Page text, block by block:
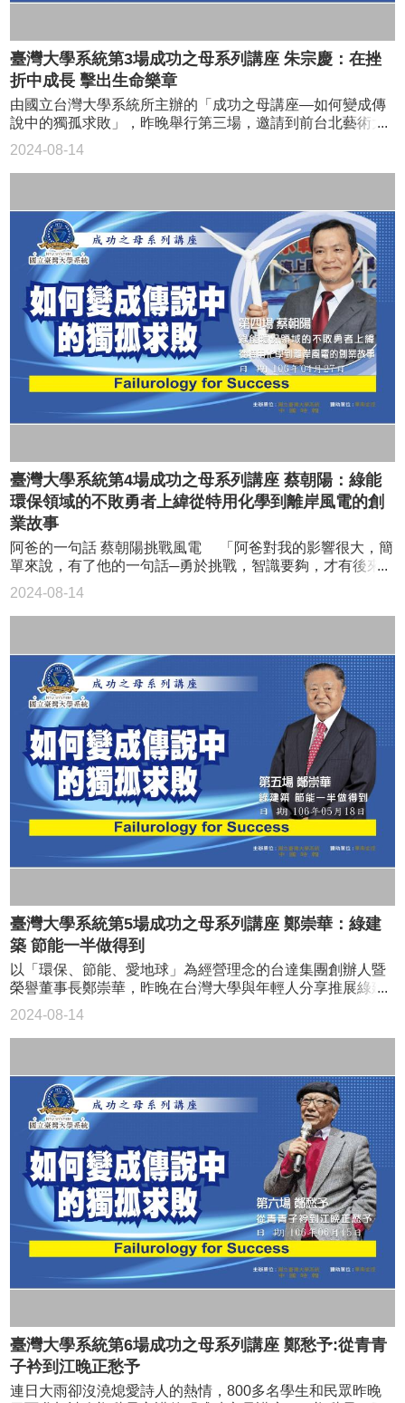
「愛讓我勇敢做夢─彭佳慧的逆轉勝之路」講座報名人數
臺灣大學系統第3場成功之母系列講座 朱宗慶：在挫
折中成長 擊出生命樂章
2024-08-14
由國立台灣大學系統所主辦的「成功之母講座—如何變成傳
說中的獨孤求敗」，昨晚舉行第三場，邀請到前台北藝術大
學校長，也是朱宗慶打擊樂團創辦人朱宗慶演講「擊出生命
好樂章」，不少民眾及青年學子前來聆聽，台大博雅館座無
虛席，場面熱絡。 困難的事 老天爺才會交給我 「面
為什麼堅持？堅持的意義何在？」朱宗慶說，只要目標明
確，事在人為，一定可以成功。他勉勵年輕學子勇敢面對挫
折及挑戰，「困難的事，老天爺才會交給我，所以我永遠與
挫折共處，但在挫折中成長。」 引言人師範大學副校長吳
正己表示，國立台灣大學系統由台灣大學、台灣科技大學以
及台灣師範大學三校組織而成，三校共6萬名學生可以分享資
源，跨校修課。吳正已表示，台灣大學系統三校學生都很優
秀，可以說是人生的成功組，「但是在未來如果要成功，還
有很長一段路要走。」吳正己表示，希望這個講座可以讓各
校學生從成功人士身上看見，他們如何從失敗中學習。 朱
宗慶曾任台北藝術大學校長，獲國際打擊樂藝術協會
（Percussive Arts Society）傑出貢獻獎、國家文藝獎、國際
人在國際留名爭光。「這些獎項，都證明了我的成功，但更
多的是我一路上受到的挫折。」 父母支持 走一條沒人走的
路 朱宗慶沒有顯赫的家世背景，「我打鼓，父母親沒有反
對，給我最大的支持，這是我的幸運。」朱宗慶說，他喜歡
音樂，先是學了管樂，後來轉學打擊樂，第一次報考藝專就
落榜，重考第二次才上榜，「這讓我知道音樂的世界天外有
天，學無止境。」 藝專畢業之後，朱宗慶考上了國台交前
身台灣省立交響樂團打擊樂首席，但他工作半年就決定要出
團，走一條沒有人走的路。」 後來朱宗慶堅持舉辦3年1次
的台灣國際打擊樂節，「預期的補助沒有下來，我開著車從
台北南下高雄，向親戚朋友輪流借錢，車子後座布袋都是
錢，真的是沿街托缽，那時甚麼音樂家的自尊，根本不敢
提。」 至今打擊樂節今年即將堂堂邁入第九屆，讓全世界
都看到台灣，一切都因為他的堅持與勇於面對挫折。 應邀
到玉井賣芒果 學音樂的人都很注重氣氛，朱宗慶說，但
「氣氛不一定是穿著晚禮服，正襟危坐，很多我們意想不到
的事情，都會在音樂會上發生，那種感動的氣氛，是我們的
追求。」 朱宗慶說，「在國際舞台上被鼓掌，致敬，我很
感謝，但我們的音樂能夠讓一般人理解，我更感動。」朱宗
慶說，他有一次被邀請去玉井鄉賣芒果，因為那一年的芒果
甚至老人戴著斗笠，穿著拖鞋，騎著腳踏車走過來坐下來，
聽我們的演出。」 朱宗慶回憶，「他們聽完音樂會，不會
說安可，不會說再來一次，但是他們會說，『你嘜走！』這
就讓我非常感動，我知道他們聽懂了。」 「我很幸運，因
為我很樂觀。」他說，教學生固然有成就感，「但現在我對
於甚麼都不懂的學生，我告訴他這叫漂亮，這叫好聽，這樣
響。」 歡喜做、甘願受 堅守真誠初心 「歡喜做、甘願
受」是朱宗慶的人生哲學，敏銳柔軟的心，卻是外界對朱宗
慶最特別的印象，真誠待人，未曾棄守的核心態度，也是朱
宗慶永遠不缺「貴人」的最大因素。 「在兩廳院當藝術總
監那三年，是我人生30年痛苦的總和。」朱宗慶說，當時兩
廳院還是黑機關，要將黑機關改制成行政法人，是一項艱鉅
的工程，「兩廳院又是我國改制行政法人的首例，對國家的
建制以及藝術文化的發展，有深遠的影響，我認為這個制度
好的，決定努力去做。」 但是過程中，朱宗慶收到無數黑
函，有人不願意接受加發7個月慰助金，更有人不願意改變，
「我每周寫給兩廳院所有同仁一封信，我表達我堅持要改革
制度的想法，每個單位都去溝通，只要是玩真的，大家都會
初心，「對我來說，真誠是個人的重要價值觀，我的經驗告
訴我，堅持真誠地待人，就算受挫，也問心無愧；而且事實
證明，一顆真誠的心，能夠引領一條通向成功的路。」 這
份真誠的勇敢，也讓朱宗慶不同於其他的公教人員，只要不
臺灣大學系統第4場成功之母系列講座 蔡朝陽：綠能
環保領域的不敗勇者上緯從特用化學到離岸風電的創
業故事
2024-08-14
阿爸的一句話 蔡朝陽挑戰風電 「阿爸對我的影響很大，簡
單來說，有了他的一句話─勇於挑戰，智識要夠，才有後來
的離岸風力發電事業，以及那2部屹立在海中的風機。」上緯
公司創辦人及董事長蔡朝陽（見圖，鄭任南攝）除了本身具
備的專業能力，也很會說故事，他就用父親的一段故事來說
朝陽的老家在南投縣名間鄉炭寮村，顧名思義，是個經濟不
發達的鄉下地方。他回憶小時候家人往往要花3、4小時挑水
回家，而他也不諱言時是個「低能兒」，6歲還在吃母奶。直
到有一次騎腳踏發生車禍後，小二的他竟突然開竅，一路考
上台中一中、清華大學，而這些都使他成為村中第一人。
他說小時曾跟阿爸推著300多斤的鳳梨去水里鄉販賣，有一
回阿爸吃到非常美味的水梨，產生極大興趣，仔細詢問賣梨
人，對方說要深耕才能種出好梨。結果他阿爸回去就揮動鋤
頭，一鋤一鋤把土挖深、掘鬆，開始種水梨。而這種梨的成
長期很久，要4、5年才能收成。好不容易梨真的長大了，並
且交給叔叔代銷，結果卻賣不出去，只好砍掉改種別的作
物。 蔡朝陽說，這件事對阿爸是個打擊，而他看在心裡卻
不敢問。直到2008年阿爸在台大醫院開刀，蔡朝陽忍不住跟
可說是花大錢卻沒收穫。不料他阿爸仍堅持當年自己做的事
並沒錯，本以為種高接梨應該能改善家裡和村人的生活，但
因海拔不夠高，所以長出的梨並不好吃。 父親的故事 給他
啟示 蔡朝陽的阿爸對當年的事下了結論，也就是他始終覺
得是在做對的事，無奈知識不夠、智慧不足，結果自然也不
理想。蔡朝陽說：「勇於挑戰、智識要夠，阿爸的話對我影
響很大。後來我會邁入離岸風電事業就是受到這句話的啟
發，凡事要勇於挑戰，遇到困難時則要找出原因，運用專業
沒再回來，因為在異鄉發展失利。而這個環境因素也對他產
生影響，使他想做個成功的人。因此高中時他就想到將來要
做出不一樣的事業，念清大研究所更決定放棄修博士，轉而
走上創業之途。就是有這樣堅定的意志，加上阿爸當年的話
在不時鞭策，他才能打造出前無古人的台灣離岸風電事業。
被颱風追著跑 神奇漂流之旅 「成功之母講座-如何變成傳
說中的獨孤求敗」，昨請來上緯國際投資控股公司董事長蔡
朝陽，分享建置示範離岸風機的心路歷程。工程船曾為了躲
避颱風，一路從基隆奔逃到高雄，還差點無法進港在海上覆
沒，如今2座風機已能供8000戶家庭一年用電量。 蔡朝陽
表示，台灣海峽風況全球數一數二，是老天爺給的財產，既
然老天給了我們這樣棒的風場天然資源，當然要投入風電。
另一方面，政府預計2025要邁入非核家園，核電除役後的電
持，因此台灣很適合發展風電。 蔡朝陽指出，去年在苗栗
外海2座示範離岸風機的建造過程也歷經風波，有一次，機件
因故障需要維修，團隊不眠不休找解決方案，特地從韓國請
來浮吊船支援，整個工期又因此延了3個月，算上工程船的租
金和運作費，每天都要燒掉1000萬元以上，光這90天就花了
臺灣大學系統第5場成功之母系列講座 鄭崇華：綠建
築 節能一半做得到
2024-08-14
以「環保、節能、愛地球」為經營理念的台達集團創辦人暨
榮譽董事長鄭崇華，昨晚在台灣大學與年輕人分享推展綠建
築的心得。他強調，減少溫室氣體排放攸關人類生存，綠建
築不會花很多錢，「我們深信要節能一半，絕對可以做得
到。」 10年蓋24棟綠建築 由國立台灣大學系統與和中
「環保傳教士一路走來不忘初衷的綠足跡」為題發表演說，
並與學生代表對談。他提到，台達電很用心去做綠建築，過
去10年蓋了24棟綠建築，都較同類建築省電50％以上。 國
立台灣大學系統執行長李篤中引言時指出，台灣大學系統由
台大、台科大及台師大組成，負有學校及社會教育的責任。
推出「成功之母講座」是基於成功無法複製，但失敗狀況差
不多，成功人士一定也有挫敗經驗，因此希望從失敗學出
發，邀請成功者分享經驗，讓更多人看到正面的力量。 氣
候變遷危及後代 鄭崇華表示，他關注環境保護議題，與在
美商TRW公司工作時的一段經驗有關。當時他奉派到美國受
訓，看到公司非常重視環保，廢水檢測無汙染才經由特別管
線排放，但台灣分公司卻將致命的未處理廢水直接排放，理
司總經理裝設。 鄭崇華指出，聯合國「政府間氣候變化專
門委員會（IPCC）」成立後，環境議題有了另一個主軸。這
幾年來，他對地球環境的變化很在意。依據IPCC提出的最新
報告，人類的溫室氣體排放如果維持現在的速度，本世紀末
臺灣大學系統第6場成功之母系列講座 鄭愁予:從青青
子衿到江晚正愁予
連日大雨卻沒澆熄愛詩人的熱情，800多名學生和民眾昨晚